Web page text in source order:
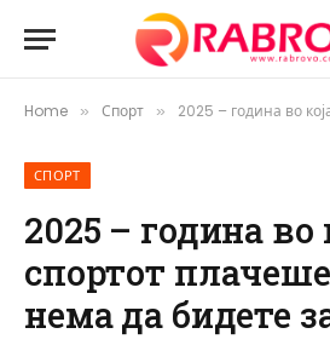
Home » Спорт » 2025 – година во која спортот
СПОРТ
2025 – година во
спортот
нема да бидете